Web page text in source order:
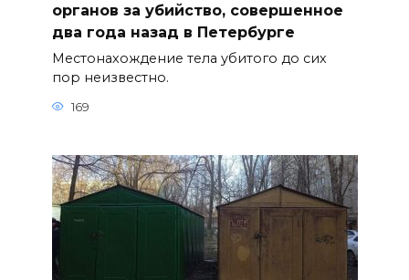
органов за убийство, совершенное
два года назад в Петербурге
Местонахождение тела убитого до сих
пор неизвестно.
169